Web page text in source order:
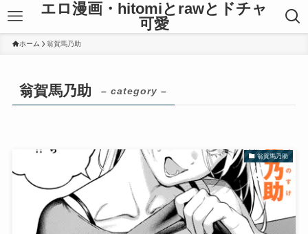
エロ漫画・hitomiとrawとドチャ
可愛
ホーム 翁賀馬乃助
翁賀馬乃助 – category –
翁賀馬乃助